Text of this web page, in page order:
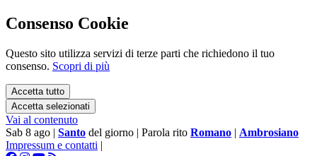
Consenso Cookie
Questo sito utilizza servizi di terze parti che richiedono il tuo
consenso. Scopri di più
Accetta tutto
Accetta selezionati
Vai al contenuto
Sab 8 ago | Santo del giorno | Parola rito Romano | Ambrosiano
Impressum e contatti |